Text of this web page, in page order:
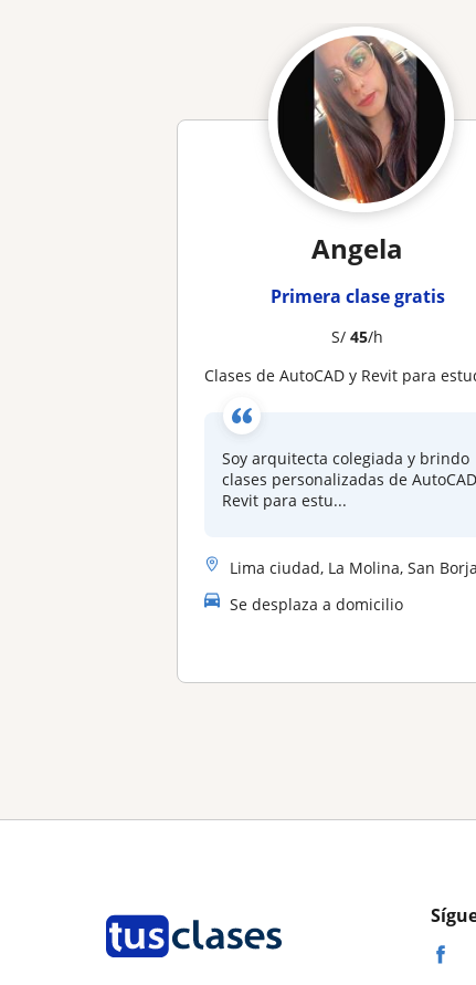
Angela
Primera clase gratis
S/45/h
Clases de AutoCAD y Revit para estudiantes de
Soy arquitecta colegiada y brindo
clases personalizadas de
Revit para estu...
Lima ciudad, La Molina, San Borja, Santiago De Surco, San
Se desplaza a domicilio